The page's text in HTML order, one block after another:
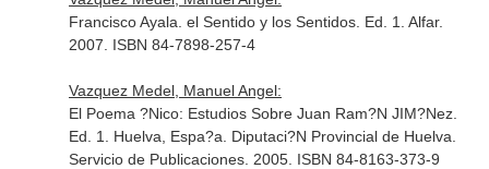
Francisco Ayala. el Sentido y los Sentidos. Ed. 1. Alfar.
2007. ISBN 84-7898-257-4
Vazquez Medel, Manuel Angel:
El Poema ?Nico: Estudios Sobre Juan Ram?N JIM?Nez.
Ed. 1. Huelva, Espa?a. Diputaci?N Provincial de Huelva.
Servicio de Publicaciones. 2005. ISBN 84-8163-373-9